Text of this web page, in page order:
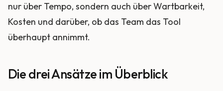
nur über Tempo, sondern auch über Wartbarkeit,
Kosten und darüber, ob das Team das Tool
überhaupt annimmt.
Die drei Ansätze im Überblick